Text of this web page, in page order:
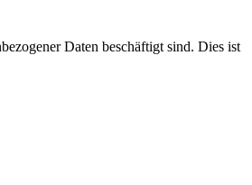
Daten beschäftigt sind. Dies ist